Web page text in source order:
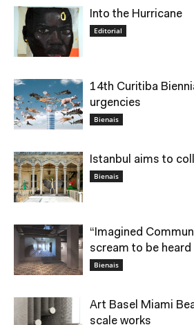
Into the Hurricane
Editorial
14th Curitiba
urgencies
Bienais
Istanbul aims to
Bienais
“Imagined
scream to be heard
Bienais
Art Basel Miami
scale works